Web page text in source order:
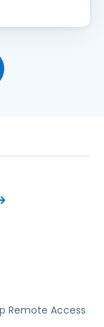
Remote Access